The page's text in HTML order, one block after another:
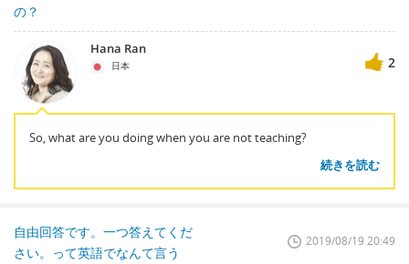
の？
Hana Ran
日本 2
So, what are you doing when you are not teaching?
続きを読む
自由回答です。一つ答えてくだ
さい。って英語でなんて言う
2019/08/19 20:49